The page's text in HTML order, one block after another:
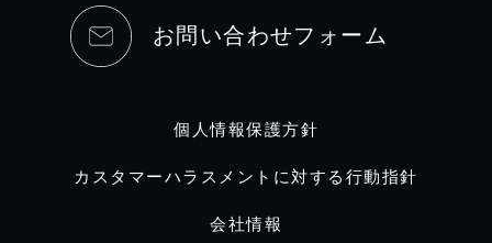
お問い合わせフォーム
個人情報保護方針
カスタマーハラスメントに対する行動指針
会社情報